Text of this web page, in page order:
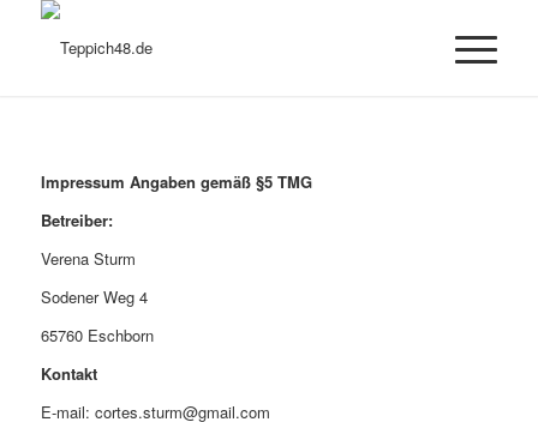
Impressum Angaben gemäß §5 TMG
Betreiber:
Verena Sturm
Sodener Weg 4
65760 Eschborn
Kontakt
E-mail: cortes.sturm@gmail.com